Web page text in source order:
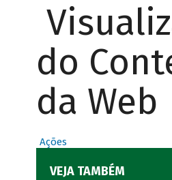
do
da Web
Ações
VEJA TAMBÉM